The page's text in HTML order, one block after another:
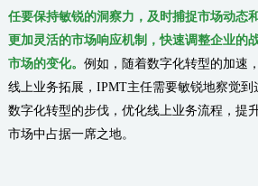
任要保持敏锐的洞察力，及时捕捉市场动态
更加灵活的市场响应机制，快速调整企业的
市场的变化。 例如，随着数字化转型的加速
线上业务拓展，IPMT主任需要敏锐地察觉
数字化转型的步伐，优化线上业务流程，提
市场中占据一席之地。